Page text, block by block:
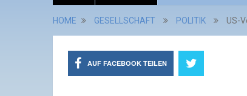
HOME GESELLSCHAFT POLITIK US-
AUF FACEBOOK TEILEN